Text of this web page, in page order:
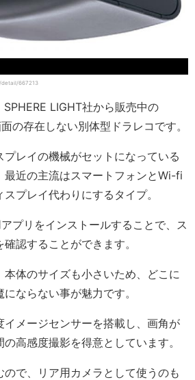
detail/667213
LIGHT社から販売中の
の存在しない別体型ドラレコです。
レイの機械がセットになっている
最近の主流はスマートフォンとWi-fi
プレイ代わりにするタイプ。
プリをインストールすることで、ス
認することができます。
体のサイズも小さいため、どこに
ならない事が魅力です。
イメージセンサーを搭載し、画角が
高感度撮影を得意としています。
で、リア用カメラとして使うのも